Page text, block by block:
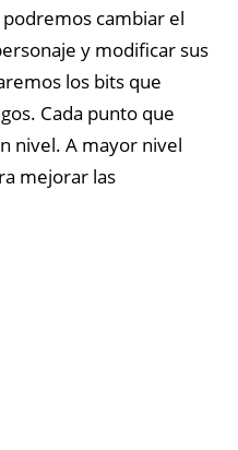
cambiar el
y modificar sus
los bits que
Cada punto que
nivel. A mayor nivel
mejorar las